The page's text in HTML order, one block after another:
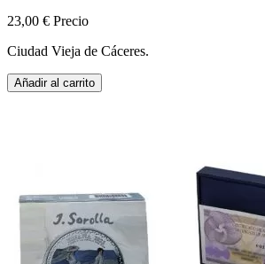
23,00 € Precio
Ciudad Vieja de Cáceres.
Añadir al carrito